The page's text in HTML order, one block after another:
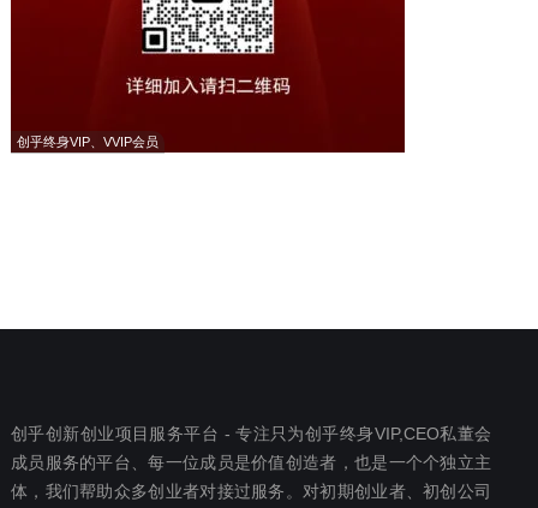
创乎终身VIP、VVIP会员
创乎创新创业项目服务平台 - 专注只为创乎终身VIP,CEO私董会
成员服务的平台、每一位成员是价值创造者，也是一个个独立主
体，我们帮助众多创业者对接过服务。对初期创业者、初创公司